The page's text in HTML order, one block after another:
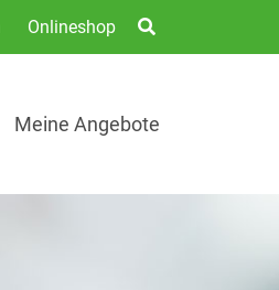
Onlineshop
Meine Angebote